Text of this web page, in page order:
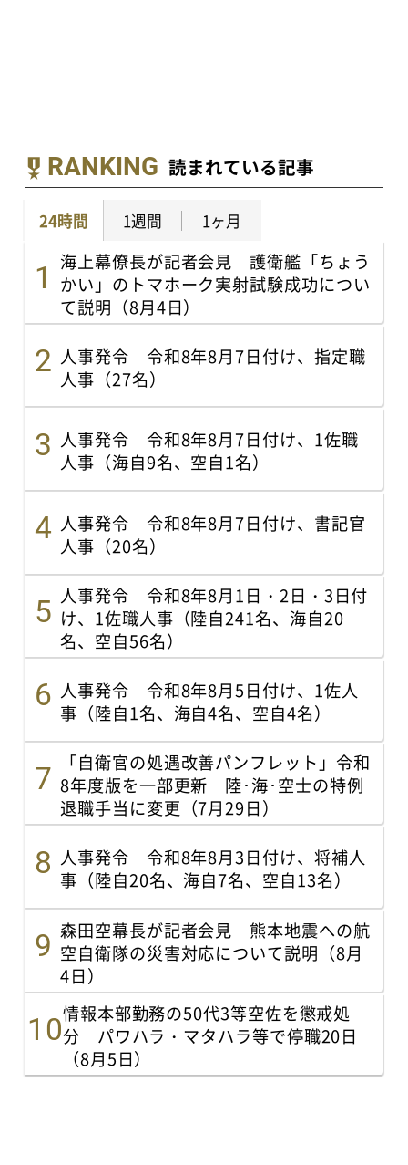
RANKING 読まれている記事
24時間 1週間 1ヶ月
海上幕僚長が記者会見 護衛艦「ちょう
かい」のトマホーク実射試験成功につい
て説明（8月4日）
人事発令 令和8年8月7日付け、指定職
人事（27名）
人事発令 令和8年8月7日付け、1佐職
人事（海自9名、空自1名）
人事発令 令和8年8月7日付け、書記官
人事（20名）
人事発令 令和8年8月1日・2日・3日付
け、1佐職人事（陸自241名、海自20
名、空自56名）
人事発令 令和8年8月5日付け、1佐人
事（陸自1名、海自4名、空自4名）
「自衛官の処遇改善パンフレット」令和
8年度版を一部更新 陸･海･空士の特例
退職手当に変更（7月29日）
人事発令 令和8年8月3日付け、将補人
事（陸自20名、海自7名、空自13名）
森田空幕長が記者会見 熊本地震への航
空自衛隊の災害対応について説明（8月
4日）
情報本部勤務の50代3等空佐を懲戒処
分 パワハラ・マタハラ等で停職20日
（8月5日）